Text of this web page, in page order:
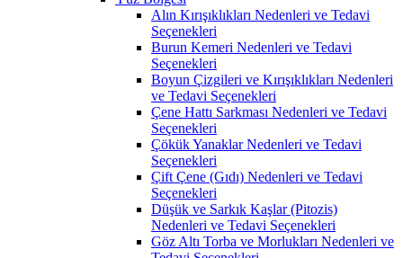
Alın Kırışıklıkları Nedenleri ve Tedavi
Seçenekleri
Burun Kemeri Nedenleri ve Tedavi
Seçenekleri
Boyun Çizgileri ve Kırışıklıkları Nedenleri
ve Tedavi Seçenekleri
Çene Hattı Sarkması Nedenleri ve Tedavi
Seçenekleri
Çökük Yanaklar Nedenleri ve Tedavi
Seçenekleri
Çift Çene (Gıdı) Nedenleri ve Tedavi
Seçenekleri
Düşük ve Sarkık Kaşlar (Pitozis)
Nedenleri ve Tedavi Seçenekleri
Göz Altı Torba ve Morlukları Nedenleri ve